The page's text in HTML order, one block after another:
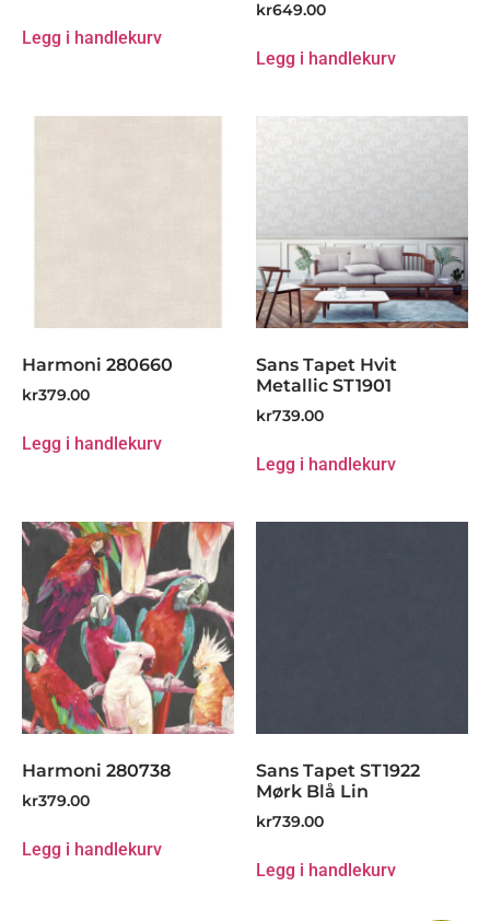
Legg i handlekurv
kr649.00
Legg i handlekurv
Harmoni 280660
kr379.00
Legg i handlekurv
Sans Tapet Hvit
Metallic ST1901
kr739.00
Legg i handlekurv
Harmoni 280738
kr379.00
Legg i handlekurv
Sans Tapet ST1922
Mørk Blå Lin
kr739.00
Legg i handlekurv